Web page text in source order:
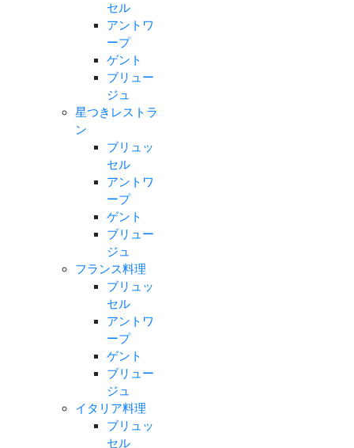
セル
アントワ
ープ
ゲント
ブリュー
ジュ
星つきレストラ
ン
ブリュッ
セル
アントワ
ープ
ゲント
ブリュー
ジュ
フランス料理
ブリュッ
セル
アントワ
ープ
ゲント
ブリュー
ジュ
イタリア料理
ブリュッ
セル